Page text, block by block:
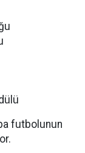
futbolunun